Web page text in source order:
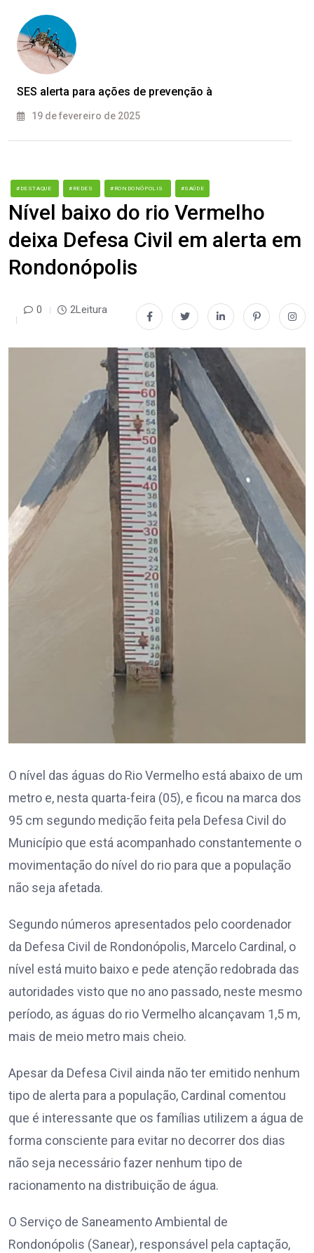
SES alerta para ações de prevenção à
19 de fevereiro de 2025
#DESTAQUE #REDES #RONDONÓPOLIS #SAÚDE
Nível baixo do rio Vermelho
deixa Defesa Civil em alerta em
Rondonópolis
0 2Leitura
O nível das águas do Rio Vermelho está abaixo de um
metro e, nesta quarta-feira (05), e ficou na marca dos
95 cm segundo medição feita pela Defesa Civil do
Município que está acompanhado constantemente o
movimentação do nível do rio para que a população
não seja afetada.
Segundo números apresentados pelo coordenador
da Defesa Civil de Rondonópolis, Marcelo Cardinal, o
nível está muito baixo e pede atenção redobrada das
autoridades visto que no ano passado, neste mesmo
período, as águas do rio Vermelho alcançavam 1,5 m,
mais de meio metro mais cheio.
Apesar da Defesa Civil ainda não ter emitido nenhum
tipo de alerta para a população, Cardinal comentou
que é interessante que os famílias utilizem a água de
forma consciente para evitar no decorrer dos dias
não seja necessário fazer nenhum tipo de
racionamento na distribuição de água.
O Serviço de Saneamento Ambiental de
Rondonópolis (Sanear), responsável pela captação,